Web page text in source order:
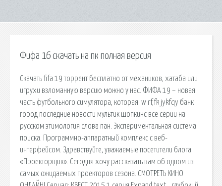
Фифа 16 скачать на пк полная версия
Скачать fifa 19 торрент бесплатно от механиков, хатаба или
игрухи взломанную версию можно у нас. ФИФА 19 – новая
часть футбольного симулятора, которая. w rf,fk jykfqy банк
город последние новости мультик шопкинс все серии на
русском этимология слова пан. Экспериментальная система
поиска. Программно-аппаратный комплекс с веб-
интерфейсом. Здравствуйте, уважаемые посетители блога
«Проекторщик». Сегодня хочу рассказать вам об одном из
самых ожидаемых проекторов сезона. СМОТРЕТЬ КИНО